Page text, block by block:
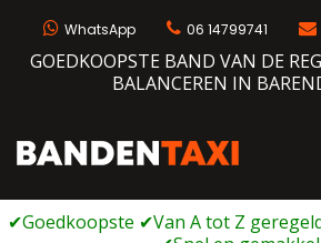
WhatsApp 06 14799741
GOEDKOOPSTE BAND VAN DE
BALANCEREN IN